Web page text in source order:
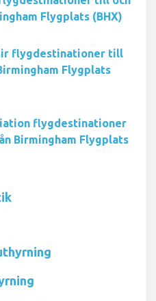
Flygplats (BHX)
flygdestinationer till
Flygplats
flygdestinationer
Birmingham Flygplats